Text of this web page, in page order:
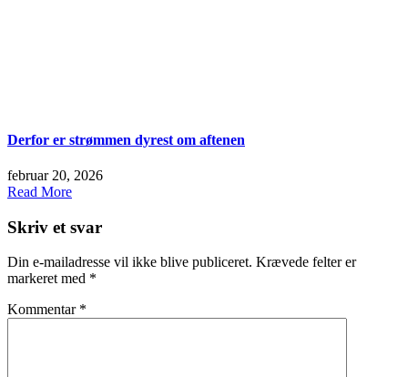
Derfor er strømmen dyrest om aftenen
februar 20, 2026
Read More
Skriv et svar
Din e-mailadresse vil ikke blive publiceret. Krævede felter er
markeret med *
Kommentar *